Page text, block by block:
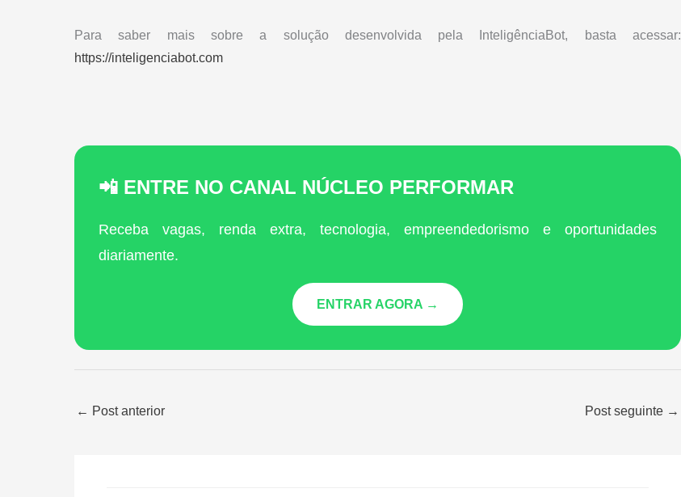
Para saber mais sobre a solução desenvolvida pela InteligênciaBot, basta acessar:
https://inteligenciabot.com
📲 ENTRE NO CANAL NÚCLEO PERFORMAR
Receba vagas, renda extra, tecnologia, empreendedorismo e oportunidades
diariamente.
ENTRAR AGORA →
← Post anterior Post seguinte →